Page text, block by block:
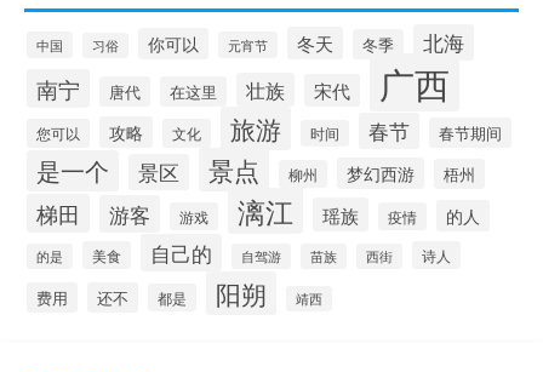
中国 习俗 你可以 元宵节 冬天 冬季 北海
南宁 唐代 在这里 壮族 宋代 广西
您可以 攻略 文化 旅游 时间 春节 春节期间
是一个 景区 景点 柳州 梦幻西游 梧州
梯田 游客 游戏 漓江 瑶族 疫情 的人
的是 美食 自己的 自驾游 苗族 西街 诗人
费用 还不 都是 阳朔 靖西